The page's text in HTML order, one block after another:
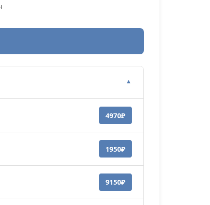
▼
4970₽
1950₽
9150₽